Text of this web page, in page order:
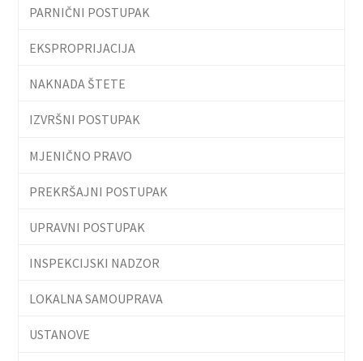
PARNIČNI POSTUPAK
EKSPROPRIJACIJA
NAKNADA ŠTETE
IZVRŠNI POSTUPAK
MJENIČNO PRAVO
PREKRŠAJNI POSTUPAK
UPRAVNI POSTUPAK
INSPEKCIJSKI NADZOR
LOKALNA SAMOUPRAVA
USTANOVE